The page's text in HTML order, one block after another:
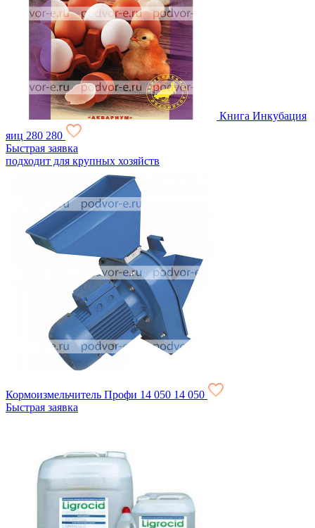
Книга Инкубация
яиц 280 280
Быстрая заявка
подходит для крупных хозяйств
Кормоизмельчитель Профи 14 050 14 050
Быстрая заявка